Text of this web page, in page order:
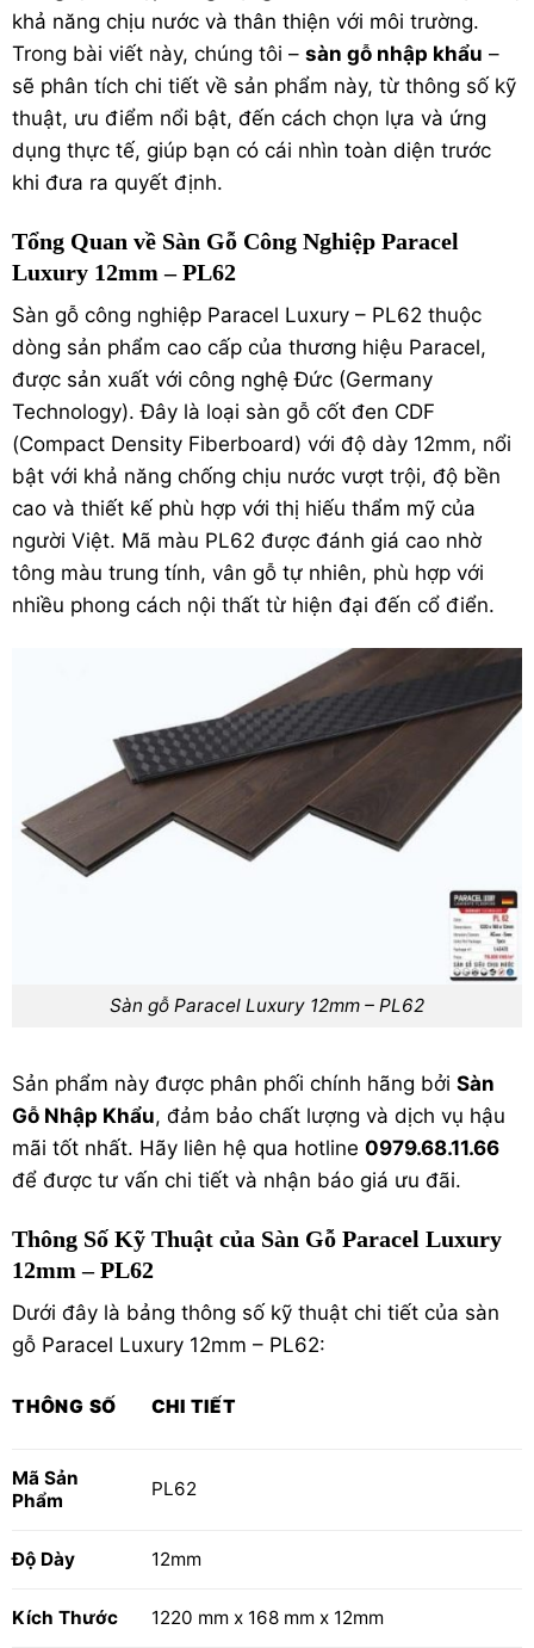
khả năng chịu nước và thân thiện với môi trường.
Trong bài viết này, chúng tôi – sàn gỗ nhập khẩu –
sẽ phân tích chi tiết về sản phẩm này, từ thông số kỹ
thuật, ưu điểm nổi bật, đến cách chọn lựa và ứng
dụng thực tế, giúp bạn có cái nhìn toàn diện trước
khi đưa ra quyết định.
Tổng Quan về Sàn Gỗ Công Nghiệp Paracel
Luxury 12mm – PL62
Sàn gỗ công nghiệp Paracel Luxury – PL62 thuộc
dòng sản phẩm cao cấp của thương hiệu Paracel,
được sản xuất với công nghệ Đức (Germany
Technology). Đây là loại sàn gỗ cốt đen CDF
(Compact Density Fiberboard) với độ dày 12mm, nổi
bật với khả năng chống chịu nước vượt trội, độ bền
cao và thiết kế phù hợp với thị hiếu thẩm mỹ của
người Việt. Mã màu PL62 được đánh giá cao nhờ
tông màu trung tính, vân gỗ tự nhiên, phù hợp với
nhiều phong cách nội thất từ hiện đại đến cổ điển.
Sàn gỗ Paracel Luxury 12mm – PL62
Sản phẩm này được phân phối chính hãng bởi Sàn
Gỗ Nhập Khẩu, đảm bảo chất lượng và dịch vụ hậu
mãi tốt nhất. Hãy liên hệ qua hotline 0979.68.11.66
để được tư vấn chi tiết và nhận báo giá ưu đãi.
Thông Số Kỹ Thuật của Sàn Gỗ Paracel Luxury
12mm – PL62
Dưới đây là bảng thông số kỹ thuật chi tiết của sàn
gỗ Paracel Luxury 12mm – PL62:
THÔNG SỐ CHI TIẾT
Mã Sản
Phẩm
PL62
Độ Dày 12mm
Kích Thước 1220 mm x 168 mm x 12mm